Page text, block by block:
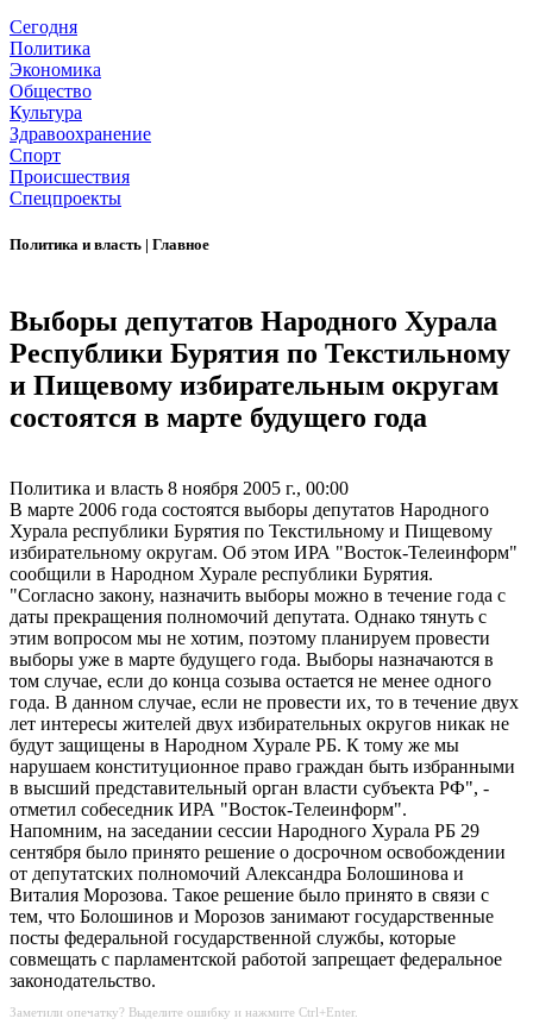
Сегодня
Политика
Экономика
Общество
Культура
Здравоохранение
Спорт
Происшествия
Спецпроекты
Политика и власть | Главное
Выборы депутатов Народного Хурала
Республики Бурятия по Текстильному
и Пищевому избирательным округам
состоятся в марте будущего года
Политика и власть 8 ноября 2005 г., 00:00
В марте 2006 года состоятся выборы депутатов Народного
Хурала республики Бурятия по Текстильному и Пищевому
избирательному округам. Об этом ИРА "Восток-Телеинформ"
сообщили в Народном Хурале республики Бурятия.
"Согласно закону, назначить выборы можно в течение года с
даты прекращения полномочий депутата. Однако тянуть с
этим вопросом мы не хотим, поэтому планируем провести
выборы уже в марте будущего года. Выборы назначаются в
том случае, если до конца созыва остается не менее одного
года. В данном случае, если не провести их, то в течение двух
лет интересы жителей двух избирательных округов никак не
будут защищены в Народном Хурале РБ. К тому же мы
нарушаем конституционное право граждан быть избранными
в высший представительный орган власти субъекта РФ", -
отметил собеседник ИРА "Восток-Телеинформ".
Напомним, на заседании сессии Народного Хурала РБ 29
сентября было принято решение о досрочном освобождении
от депутатских полномочий Александра Болошинова и
Виталия Морозова. Такое решение было принято в связи с
тем, что Болошинов и Морозов занимают государственные
посты федеральной государственной службы, которые
совмещать с парламентской работой запрещает федеральное
законодательство.
Заметили опечатку? Выделите ошибку и нажмите Ctrl+Enter.